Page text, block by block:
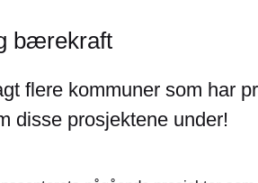
bærekraft
flere kommuner som har
disse prosjektene under!